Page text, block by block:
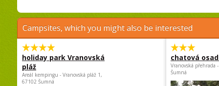
Campsites, which you might also be interested
holiday park Vranovská
pláž
Areál kempingu - Vranovská pláž 1,
67102 Šumná
chatová
Vranovská přehrada
Šumná